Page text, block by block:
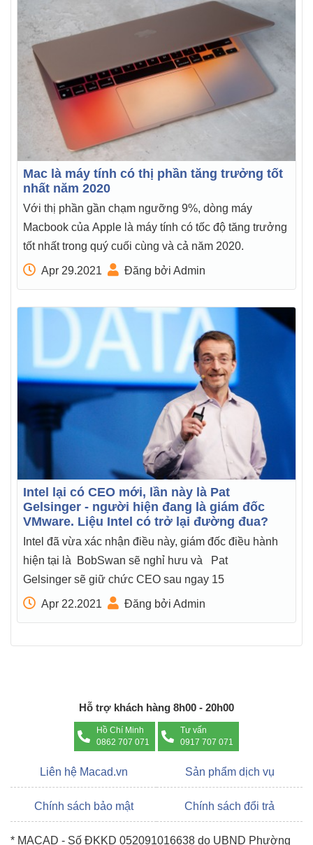
Mac là máy tính có thị phần tăng trưởng tốt
nhất năm 2020
Với thị phần gần chạm ngưỡng 9%, dòng máy
Macbook của Apple là máy tính có tốc độ tăng trưởng
tốt nhất trong quý cuối cùng và cả năm 2020.
Apr 29.2021 Đăng bởi Admin
Intel lại có CEO mới, lần này là Pat
Gelsinger - người hiện đang là giám đốc
VMware. Liệu Intel có trở lại đường đua?
Intel đã vừa xác nhận điều này, giám đốc điều hành
hiện tại là BobSwan sẽ nghỉ hưu và Pat
Gelsinger sẽ giữ chức CEO sau ngay 15
Apr 22.2021 Đăng bởi Admin
Hỗ trợ khách hàng 8h00 - 20h00
Hồ Chí Minh
0862 707 071
Tư vấn
0917 707 071
Liên hệ Macad.vn Sản phẩm dịch vụ
Chính sách bảo mật Chính sách đổi trả
* MACAD - Số ĐKKD 052091016638 do UBND Phường